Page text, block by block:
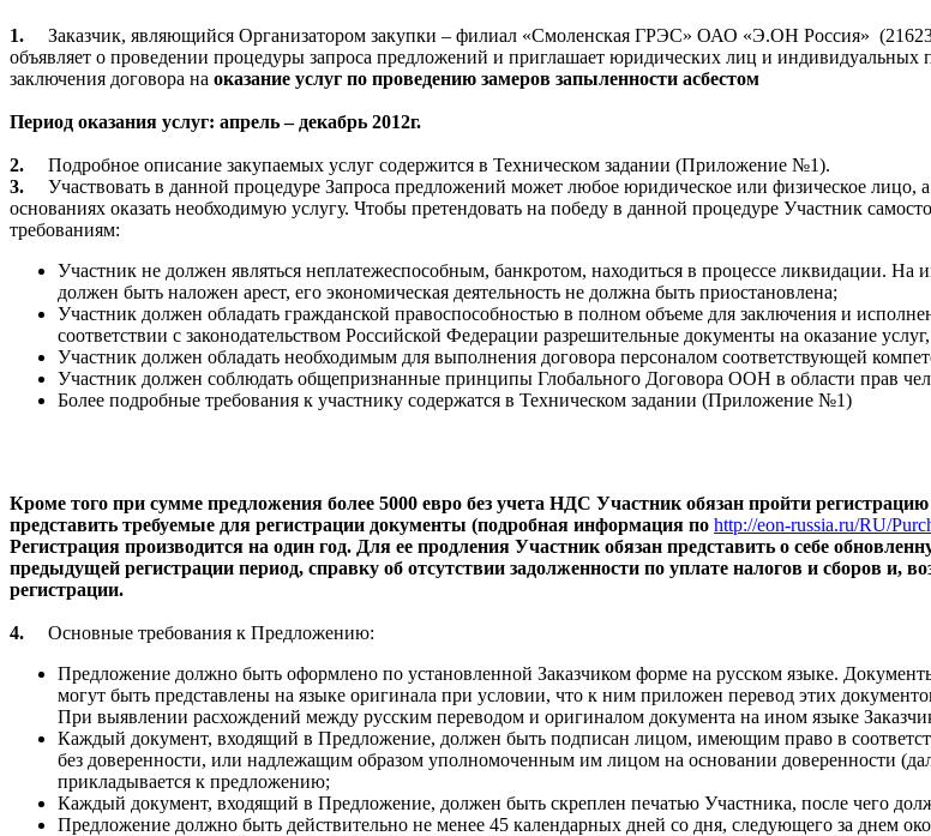
1. Заказчик, являющийся Организатором закупки – филиал «Смоленская ГРЭС» ОАО «Э.ОН Россия»
объявляет о проведении процедуры запроса предложений и приглашает юридических лиц и
заключения договора на оказание услуг по проведению замеров запыленности асбестом
Период оказания услуг: апрель – декабрь 2012г.
2.
Подробное описание закупаемых услуг содержится в Техническом задании (Приложение №1).
3.
Участвовать в данной процедуре Запроса предложений может любое юридическое или физическое
основаниях оказать необходимую услугу. Чтобы претендовать на победу в данной процедуре Участник
требованиям:
Участник не должен являться неплатежеспособным, банкротом, находиться в процессе ликвидации.
должен быть наложен арест, его экономическая деятельность не должна быть приостановлена;
Участник должен обладать гражданской правоспособностью в полном объеме для заключения и
соответствии с законодательством Российской Федерации разрешительные документы на оказание
Участник должен обладать необходимым для выполнения договора персоналом соответствующей
Участник должен соблюдать общепризнанные принципы Глобального Договора ООН в области прав
Более подробные требования к участнику содержатся в Техническом задании (Приложение №1)
Кроме того при сумме предложения более 5000 евро без учета НДС Участник обязан пройти
представить требуемые для регистрации документы (подробная информация по http://eon-russia.ru/RU/
Регистрация производится на один год. Для ее продления Участник обязан представить о себе
предыдущей регистрации период, справку об отсутствии задолженности по уплате налогов и сборов
регистрации.
4. Основные требования к Предложению:
Предложение должно быть оформлено по установленной Заказчиком форме на русском языке.
могут быть представлены на языке оригинала при условии, что к ним приложен перевод этих
При выявлении расхождений между русским переводом и оригиналом документа на ином языке
Каждый документ, входящий в Предложение, должен быть подписан лицом, имеющим право в
без доверенности, или надлежащим образом уполномоченным им лицом на основании доверенности
прикладывается к предложению;
Каждый документ, входящий в Предложение, должен быть скреплен печатью Участника, после чего
Предложение должно быть действительно не менее 45 календарных дней со дня, следующего за днем